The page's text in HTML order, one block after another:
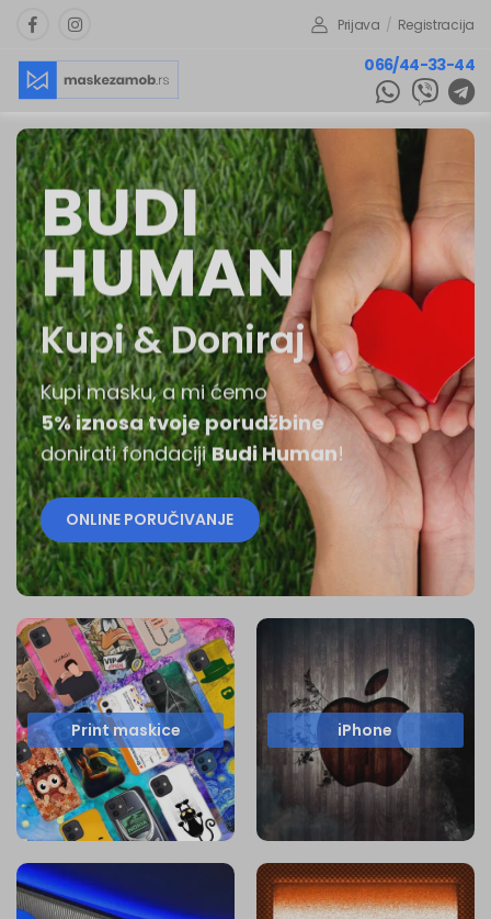
Prijava / Registracija
066/44-33-44
BUDI
HUMAN
Kupi & Doniraj
Kupi masku, a mi ćemo
5% iznosa tvoje porudžbine
donirati fondacijiBudi Human!
ONLINE PORUČIVANJE
Print maskice iPhone